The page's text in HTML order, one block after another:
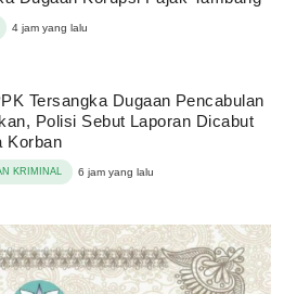
4 jam yang lalu
Tersangka Dugaan Pencabulan
Polisi Sebut Laporan Dicabut
Korban
KRIMINAL 6 jam yang lalu